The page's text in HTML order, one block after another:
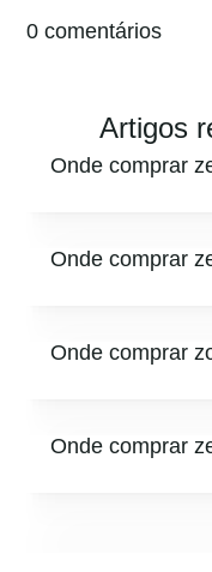
0 comentários
Artigos
Onde comprar
Onde comprar
Onde comprar
Onde comprar